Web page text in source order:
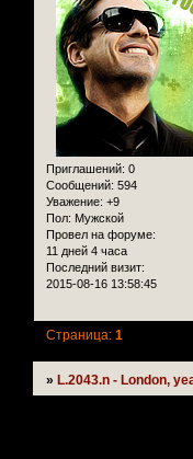
Приглашений: 0
Сообщений: 594
Уважение: +9
Пол: Мужской
Провел на форуме:
11 дней 4 часа
Последний визит:
2015-08-16 13:58:45
Страница:1
»L.2043.n - London,